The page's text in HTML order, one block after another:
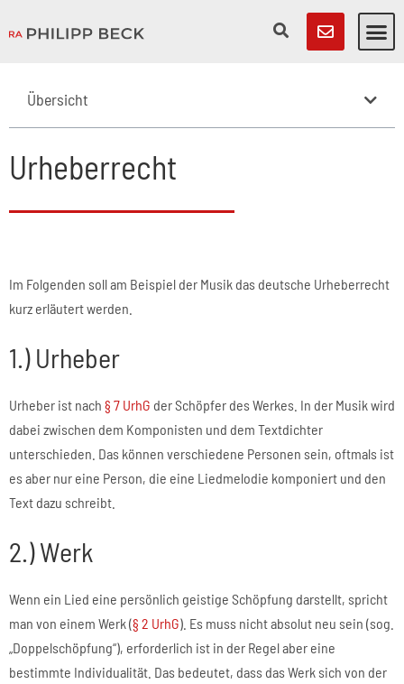
Urheberrecht
Im Folgenden soll am Beispiel der Musik das deutsche Urheberrecht
kurz erläutert werden.
1.) Urheber
Urheber ist nach § 7 UrhG der Schöpfer des Werkes. In der Musik wird
dabei zwischen dem Komponisten und dem Textdichter
unterschieden. Das können verschiedene Personen sein, oftmals ist
es aber nur eine Person, die eine Liedmelodie komponiert und den
Text dazu schreibt.
2.) Werk
Wenn ein Lied eine persönlich geistige Schöpfung darstellt, spricht
man von einem Werk (§ 2 UrhG). Es muss nicht absolut neu sein (sog.
„Doppelschöpfung“), erforderlich ist in der Regel aber eine
bestimmte Individualität. Das bedeutet, dass das Werk sich von der
Übersicht